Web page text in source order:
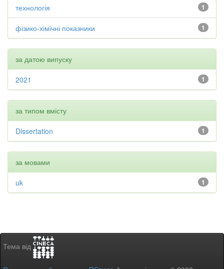
1
технологія
1
фізико-хімічні показники
за датою випуску
1
2021
за типом вмісту
1
Dissertation
за мовами
1
uk
Тема від